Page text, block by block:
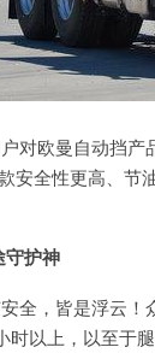
对欧曼自动挡
安全性更高、
守护神
全，皆是浮云
时以上，以至于